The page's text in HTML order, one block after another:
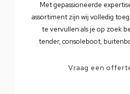
Met gepassioneerde
assortiment zijn wij volledig
te vervullen als je op zoek
tender, consoleboot,
Vraag een